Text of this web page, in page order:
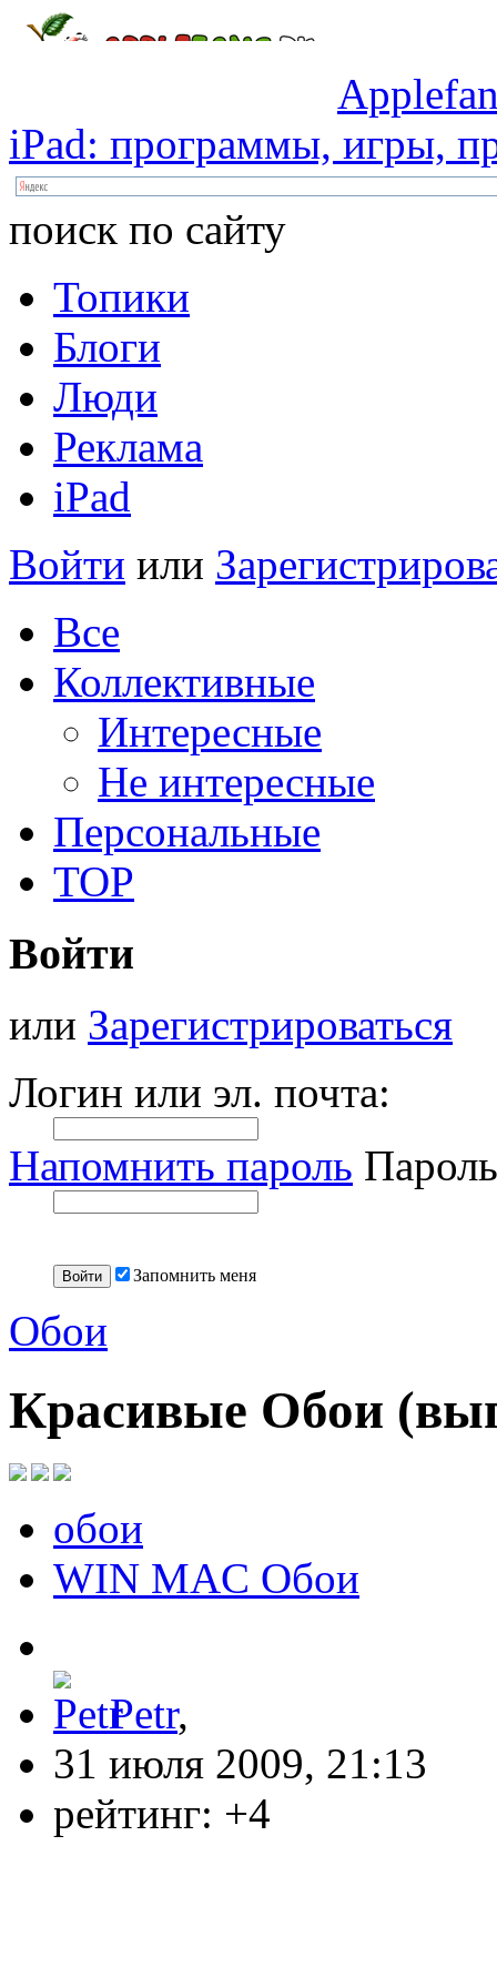
iPad: программы, игры,
поиск по сайту
Топики
Блоги
Люди
Реклама
iPad
Войти или
Все
Коллективные
Интересные
Не интересные
Персональные
TOP
Войти
или Зарегистрироваться
Логин или эл. почта:
Напомнить пароль
Запомнить меня
Обои
Красивые Обои
обои
WIN MAC Обои
Petr,
31 июля 2009, 21:13
рейтинг: +4